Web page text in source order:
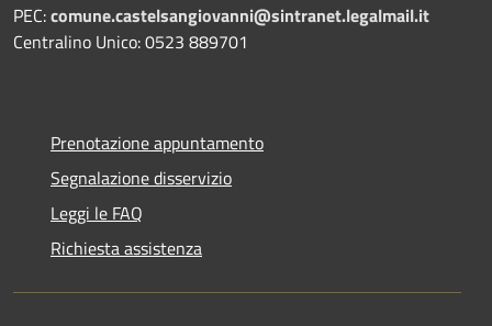
PEC:comune.castelsangiovanni@sintranet.legalmail.it
Centralino Unico: 0523 889701
Prenotazione appuntamento
Segnalazione disservizio
Leggi le FAQ
Richiesta assistenza